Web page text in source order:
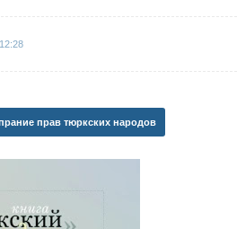
прав тюркских народов